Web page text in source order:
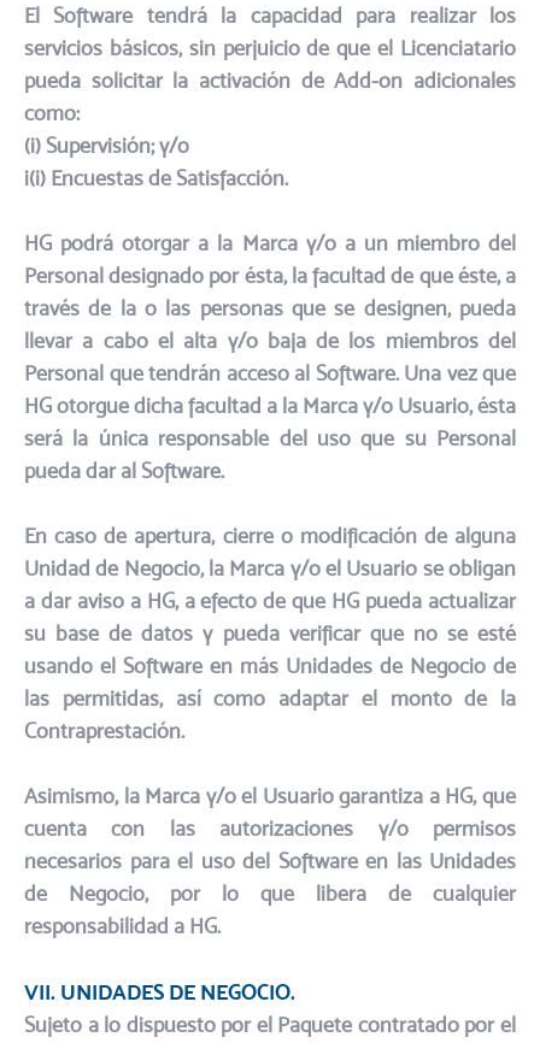
El Software tendrá la capacidad para realizar los
servicios básicos, sin perjuicio de que el Licenciatario
pueda solicitar la activación de Add-on adicionales
como:​
(i) Supervisión; y/o
i(i) Encuestas de Satisfacción.​
HG podrá otorgar a la Marca y/o a un miembro del
Personal designado por ésta, la facultad de que éste, a
través de la o las personas que se designen, pueda
llevar a cabo el alta y/o baja de los miembros del
Personal que tendrán acceso al Software. Una vez que
HG otorgue dicha facultad a la Marca y/o Usuario, ésta
será la única responsable del uso que su Personal
pueda dar al Software.​
En caso de apertura, cierre o modificación de alguna
Unidad de Negocio, la Marca y/o el Usuario se obligan
a dar aviso a HG, a efecto de que HG pueda actualizar
su base de datos y pueda verificar que no se esté
usando el Software en más Unidades de Negocio de
las permitidas, así como adaptar el monto de la
Contraprestación.​
Asimismo, la Marca y/o el Usuario garantiza a HG, que
cuenta con las autorizaciones y/o permisos
necesarios para el uso del Software en las Unidades
de Negocio, por lo que libera de cualquier
responsabilidad a HG.
VII. UNIDADES DE NEGOCIO.​
Sujeto a lo dispuesto por el Paquete contratado por el